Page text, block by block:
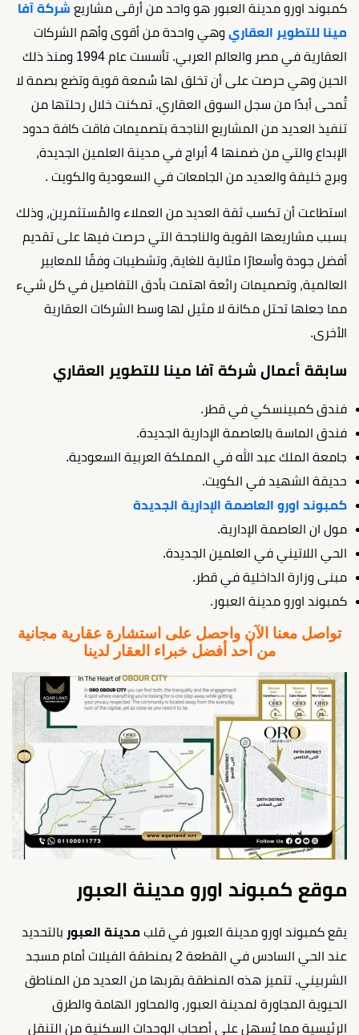
كمبوند اورو مدينة العبور هو واحد من أرقى مشاريع شركة آفا
مينا للتطوير العقاري وهي واحدة من أقوى وأهم الشركات
العقارية في مصر والعالم العربي. تأسست عام 1994 ومنذ ذلك
الحين وهي حرصت على أن تخلق لها سُمعة قوية وتضع بصمة لا
تُمحى أبدًا من سجل السوق العقاري. تمكنت خلال رحلتها من
تنفيذ العديد من المشاريع الناجحة بتصميمات فاقت كافة حدود
الإبداع والتي من ضمنها 4 أبراج في مدينة العلمين الجديدة،
وبرج خليفة والعديد من الجامعات في السعودية والكويت .
استطاعت أن تكسب ثقة العديد من العملاء والمُستثمرين، وذلك
بسبب مشاريعها القوية والناجحة التي حرصت فيها على تقديم
أفضل جودة وأسعارًا مثالية للغاية، وتشطيبات وفقًا للمعايير
العالمية، وتصميمات رائعة اهتمت بأدق التفاصيل في كل شيء
مما جعلها تحتل مكانة لا مثيل لها وسط الشركات العقارية
الأخرى.
سابقة أعمال شركة آفا مينا للتطوير العقاري
فندق كمبينسكي في قطر.
فندق الماسة بالعاصمة الإدارية الجديدة.
جامعة الملك عبد الله في المملكة العربية السعودية.
حديقة الشهيد في الكويت.
كمبوند اورو العاصمة الإدارية الجديدة
مول ان العاصمة الإدارية.
الحي اللاتيني في العلمين الجديدة.
مبنى وزارة الداخلية في قطر.
كمبوند اورو مدينة العبور.
تواصل معنا الآن واحصل على استشارة عقارية مجانية
من أحد أفضل خبراء العقار لدينا
موقع كمبوند اورو مدينة العبور
يقع كمبوند اورو مدينة العبور في قلب مدينة العبور بالتحديد
عند الحي السادس في القطعة 2 بمنطقة الفيلات أمام مسجد
الشربيني. تتميز هذه المنطقة بقربها من العديد من المناطق
الحيوية المجاورة لمدينة العبور، والمحاور الهامة والطرق
الرئيسية مما يُسهل على أصحاب الوحدات السكنية من التنقل